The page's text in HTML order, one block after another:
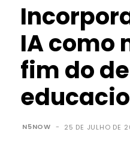
IA como
fim do
N5NOW - 25 DE JULHO DE